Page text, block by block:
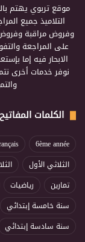
موقع تربوي يهتم
التلاميذ جميع
وفروض مراقبة وفروض
على المراجعة
الابحار فيه إما
نوفر خدمات أخرى
الكلمات المفاتيح
6ème année
الثلاثي الأول
تمارين
رياضيات
سنة خامسة إبتدائي
سنة سادسة إبتدائي